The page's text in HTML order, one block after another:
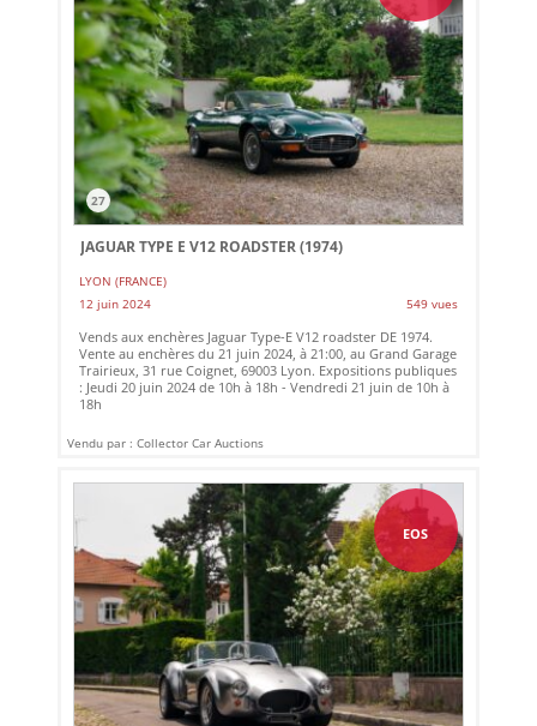
27
JAGUAR TYPE E V12 ROADSTER (1974)
LYON (FRANCE)
12 juin 2024
549 vues
Vends aux enchères Jaguar Type-E V12 roadster DE 1974.
Vente au enchères du 21 juin 2024, à 21:00, au Grand Garage
Trairieux, 31 rue Coignet, 69003 Lyon. Expositions publiques
: Jeudi 20 juin 2024 de 10h à 18h - Vendredi 21 juin de 10h à
18h
Vendu par : Collector Car Auctions
EOS